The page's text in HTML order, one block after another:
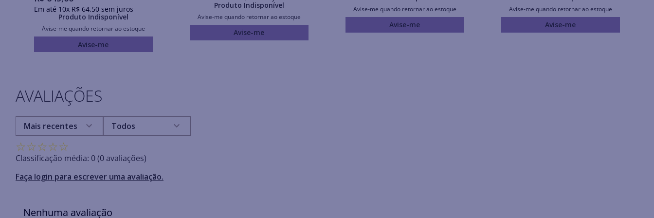
Em até 10x R$ 64,50sem juros
Produto Indisponível
Avise-me quando retornar ao estoque
Avise-me
Produto Indisponível
Avise-me quando retornar ao estoque
Avise-me
Avise-me quando retornar ao estoque
Avise-me
Avise-me quando retornar ao estoque
Avise-me
AVALIAÇÕES
☆☆☆☆☆
Classificação média: 0(0 avaliações)
Faça login para escrever uma avaliação.
Mais recentes Todos
Nenhuma avaliação